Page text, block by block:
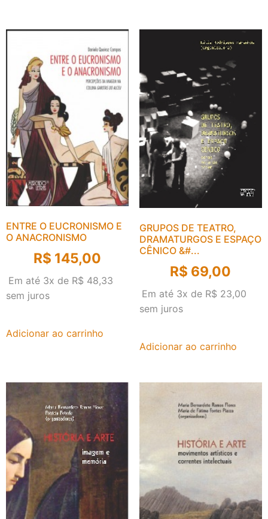
ENTRE O EUCRONISMO E
O ANACRONISMO
R$ 145,00
Em até 3x de R$ 48,33
sem juros
Adicionar ao carrinho
GRUPOS DE TEATRO,
DRAMATURGOS E ESPAÇO
CÊNICO &#...
R$ 69,00
Em até 3x de R$ 23,00
sem juros
Adicionar ao carrinho